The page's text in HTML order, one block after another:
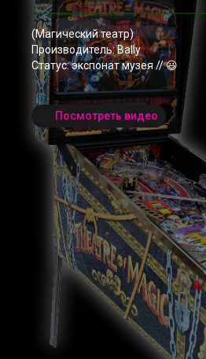
(Магический театр)
Производитель: Bally
Статус: экспонат музея // 😃
Посмотреть видео